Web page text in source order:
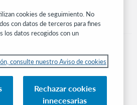
servicios nacionales e internacionales de
cookies de seguimiento. No
con datos de terceros para fines
los datos recogidos con un
consulte nuestro Aviso de cookies
Rechazar cookies
innecesarias